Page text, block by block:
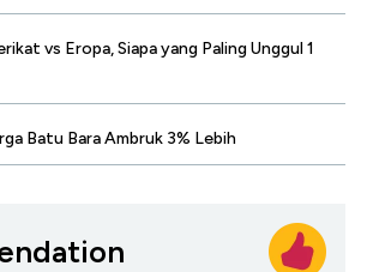
vs Eropa, Siapa yang Paling Unggul 1
Batu Bara Ambruk 3% Lebih